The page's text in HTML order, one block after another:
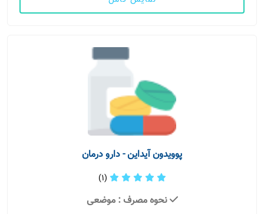
پوویدون آیداین - دارو درمان
(1)
نحوه مصرف : موضعی